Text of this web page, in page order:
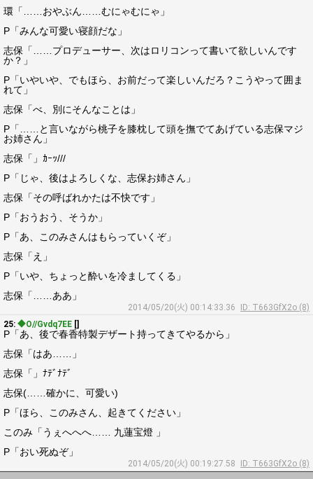
環「……おやぶん……むにゃむにゃ」
P「みんな可愛い寝顔だな」
志保「……プロデューサー、次はロリコンって書いて欲しいんです
か？」
P「いやいや、でもほら、お前だって楽しいんだろ？こうやって囲ま
れて」
志保「べ、別にそんなことは」
P「……と言いながら桃子を膝枕して頭を撫でてあげている志保マジ
お姉さん」
志保「」ｶｰｯ///
P「じゃ、後はよろしくな、志保お姉さん」
志保「その呼ばれかたは不快です」
P「おうおう、そうか」
P「あ、このみさんはもらっていくぞ」
志保「え」
P「いや、ちょっと酔いを冷ましてくる」
志保「……ああ」
2014/05/20(火) 00:14:33.36
ID: T663GfX2o (8)
25: ◆O//Gvdq7EE []
P「あ、後で春香特製デザート持ってきてやるから」
志保「はあ……」
志保「」ﾅﾃﾞﾅﾃﾞ
志保(……確かに、可愛い)
P「ほら、このみさん、起きてください」
このみ「うぇへへへ…… 九蓮宝燈 」
P「おい死ぬぞ」
2014/05/20(火) 00:19:27.58 ID: T663GfX2o (8)